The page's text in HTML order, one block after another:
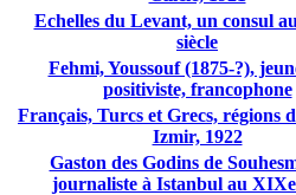
Echelles du Levant, un consul
siècle
Fehmi, Youssouf (1875-?),
positiviste, francophone
Français, Turcs et Grecs, régions
Izmir, 1922
Gaston des Godins de
journaliste à Istanbul au XIXe